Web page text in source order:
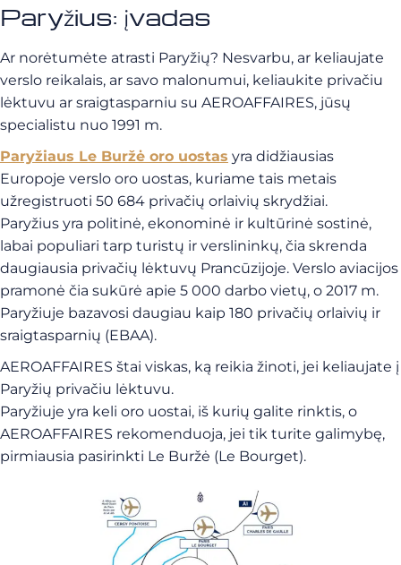
Paryžius: įvadas
Ar norėtumėte atrasti Paryžių? Nesvarbu, ar keliaujate
verslo reikalais, ar savo malonumui, keliaukite privačiu
lėktuvu ar sraigtasparniu su AEROAFFAIRES, jūsų
specialistu nuo 1991 m.
Paryžiaus Le Buržė oro uostas yra didžiausias
Europoje verslo oro uostas, kuriame tais metais
užregistruoti 50 684 privačių orlaivių skrydžiai.
Paryžius yra politinė, ekonominė ir kultūrinė sostinė,
labai populiari tarp turistų ir verslininkų, čia skrenda
daugiausia privačių lėktuvų Prancūzijoje. Verslo aviacijos
pramonė čia sukūrė apie 5 000 darbo vietų, o 2017 m.
Paryžiuje bazavosi daugiau kaip 180 privačių orlaivių ir
sraigtasparnių (EBAA).
AEROAFFAIRES štai viskas, ką reikia žinoti, jei keliaujate į
Paryžių privačiu lėktuvu.
Paryžiuje yra keli oro uostai, iš kurių galite rinktis, o
AEROAFFAIRES rekomenduoja, jei tik turite galimybę,
pirmiausia pasirinkti Le Buržė (Le Bourget).